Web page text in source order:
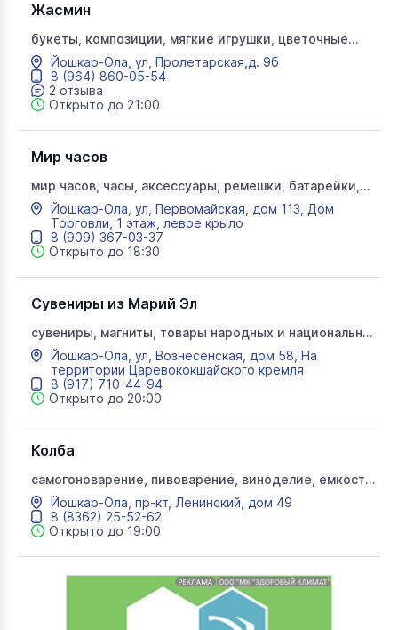
Жасмин
букеты, композиции, мягкие игрушки, цветочные
корзины, комнатные растения, искусственные цветы
Йошкар-Ола, ул, Пролетарская,д. 9б
8 (964) 860-05-54
2 отзыва
Открыто до 21:00
Мир часов
мир часов, часы, аксессуары, ремешки, батарейки,
сувениры
Йошкар-Ола, ул, Первомайская, дом 113, Дом
Торговли, 1 этаж, левое крыло
8 (909) 367-03-37
Открыто до 18:30
Сувениры из Марий Эл
сувениры, магниты, товары народных и национальных
ремесел, марийские сувениры
Йошкар-Ола, ул, Вознесенская, дом 58, На
территории Царевококшайского кремля
8 (917) 710-44-94
Открыто до 20:00
Колба
самогоноварение, пивоварение, виноделие, емкости,
консервирование, копчение, сувениры
Йошкар-Ола, пр-кт, Ленинский, дом 49
8 (8362) 25-52-62
Открыто до 19:00